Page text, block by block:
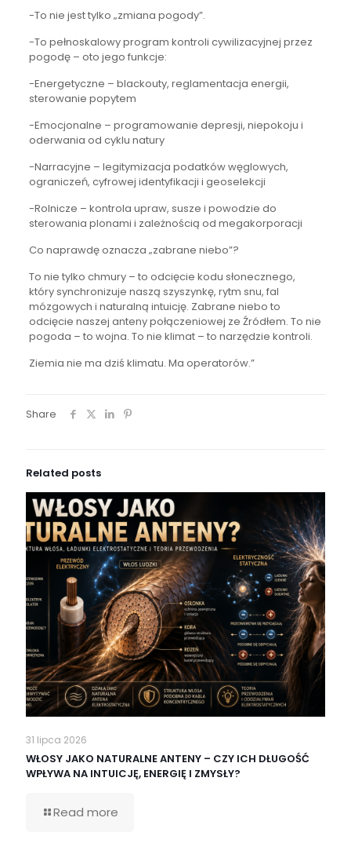
-To nie jest tylko „zmiana pogody”.
-To pełnoskalowy program kontroli cywilizacyjnej przez
pogodę – oto jego funkcje:
-Energetyczne – blackouty, reglamentacja energii,
sterowanie popytem
-Emocjonalne – programowanie depresji, niepokoju i
oderwania od cyklu natury
-Narracyjne – legitymizacja podatków węglowych,
ograniczeń, cyfrowej identyfikacji i geoselekcji
-Rolnicze – kontrola upraw, susze i powodzie do
sterowania plonami i zależnością od megakorporacji
Co naprawdę oznacza „zabrane niebo”?
To nie tylko chmury – to odcięcie kodu słonecznego,
który synchronizuje naszą szyszynkę, rytm snu, fal
mózgowych i naturalną intuicję. Zabrane niebo to
odcięcie naszej anteny połączeniowej ze Źródłem. To nie
pogoda – to wojna. To nie klimat – to narzędzie kontroli.
Ziemia nie ma dziś klimatu. Ma operatorów.”
Share
Related posts
31 lipca 2026
WŁOSY JAKO NATURALNE ANTENY – CZY ICH DŁUGOŚĆ
WPŁYWA NA INTUICJĘ, ENERGIĘ I ZMYSŁY?
Read more